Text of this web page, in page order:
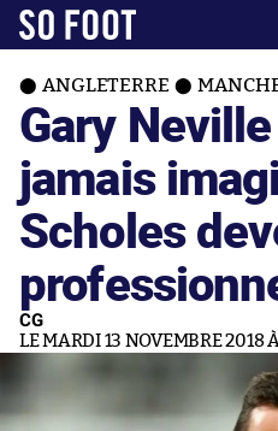
ANGLETERRE
Gary
jamais
Scholes
CG
LE MARDI 13 NOVEMBRE 2018 À